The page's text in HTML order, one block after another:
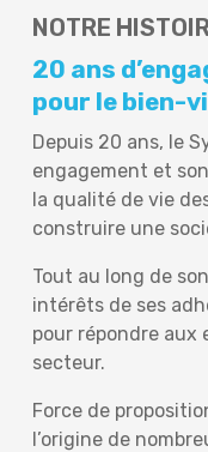
NOTRE
20 ans
pour le bien-
Depuis 20 ans, le
engagement et
la qualité de vie
construire une
Tout au long de
intérêts de ses
pour répondre aux
secteur.
Force de
l’origine de